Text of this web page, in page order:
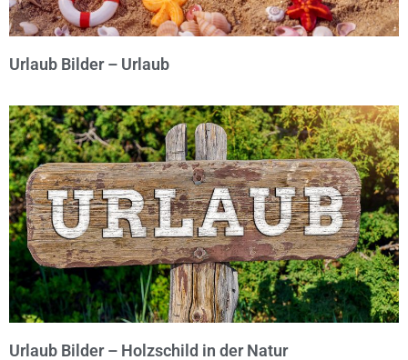
Urlaub Bilder – Urlaub
© Michael Bihlmayer
Urlaub Bilder – Holzschild in der Natur